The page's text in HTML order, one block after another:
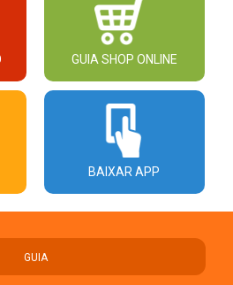
GUIA SHOP ONLINE
BAIXAR APP
GUIA